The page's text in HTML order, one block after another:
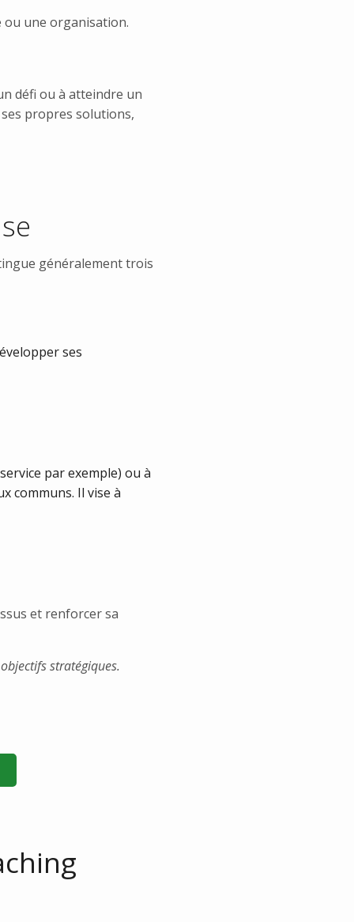
ou une organisation.
défi ou à atteindre un
propres solutions,
généralement trois
ses
par exemple) ou à
communs. Il vise à
et renforcer sa
stratégiques.